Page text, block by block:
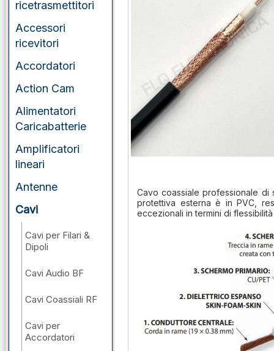
ricetrasmettitori
Accessori
ricevitori
Accordatori
Action Cam
Alimentatori
Caricabatterie
Amplificatori
lineari
Antenne
Cavi
Cavi per Filari &
Dipoli
Cavi Audio BF
Cavi Coassiali RF
Cavi per
Accordatori
Cavo coassiale professionale di
protettiva esterna è in PVC,
eccezionali in termini di